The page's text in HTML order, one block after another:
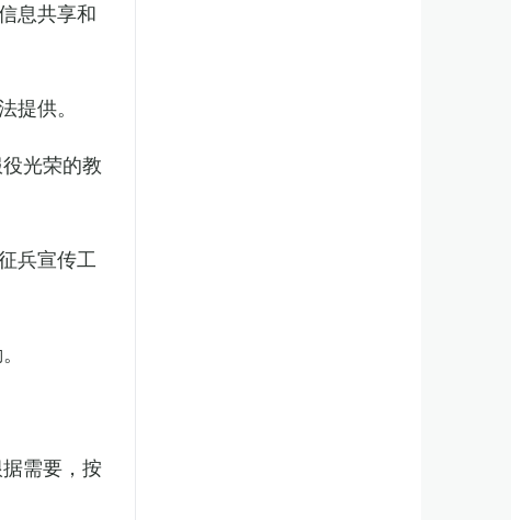
息共享和
供。
光荣的教
兵宣传工
需要，按